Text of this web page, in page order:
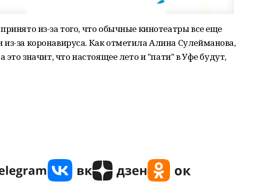
из-за того, что обычные кинотеатры все еще
за коронавируса. Как отметила Алина Сулейманова,
это значит, что настоящее лето и "пати" в Уфе будут,